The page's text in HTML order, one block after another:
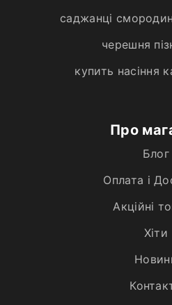
саджанці
черешня
купить насіння
Про
Блог
Оплата і
Акційні
Хiти